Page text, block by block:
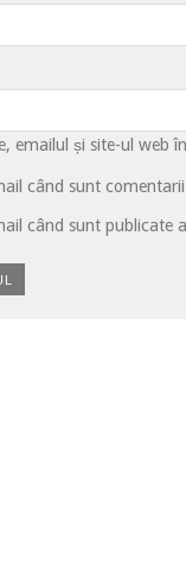
emailul și site-ul web
când sunt
când sunt publicate